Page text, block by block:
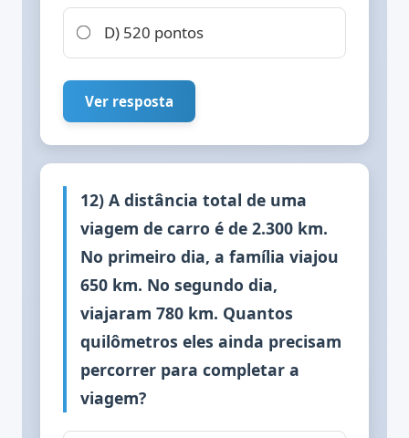
D) 520 pontos
Ver resposta
12) A distância total de uma
viagem de carro é de 2.300 km.
No primeiro dia, a família viajou
650 km. No segundo dia,
viajaram 780 km. Quantos
quilômetros eles ainda precisam
percorrer para completar a
viagem?